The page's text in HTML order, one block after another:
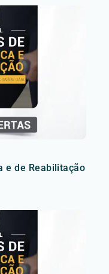
e de Reabilitação